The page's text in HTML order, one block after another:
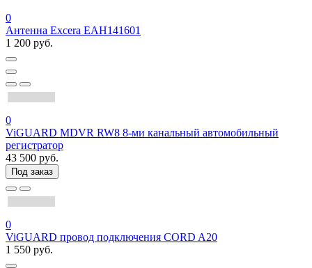
0
Антенна Excera EAH141601
1 200 руб.
0
ViGUARD MDVR RW8 8-ми канальный автомобильный
регистратор
43 500 руб.
Под заказ
0
ViGUARD провод подключения CORD A20
1 550 руб.